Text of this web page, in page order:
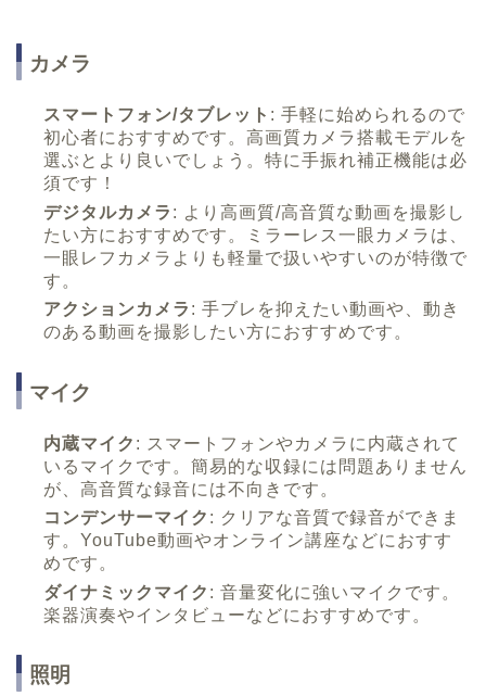
カメラ
スマートフォン/タブレット : 手軽に始められるので
初心者におすすめです。高画質カメラ搭載モデルを
選ぶとより良いでしょう。特に手振れ補正機能は必
須です！
デジタルカメラ : より高画質/高音質な動画を撮影し
たい方におすすめです。ミラーレス一眼カメラは、
一眼レフカメラよりも軽量で扱いやすいのが特徴で
す。
アクションカメラ : 手ブレを抑えたい動画や、動き
のある動画を撮影したい方におすすめです。
マイク
内蔵マイク : スマートフォンやカメラに内蔵されて
いるマイクです。簡易的な収録には問題ありません
が、高音質な録音には不向きです。
コンデンサーマイク : クリアな音質で録音ができま
す。YouTube動画やオンライン講座などにおすす
めです。
ダイナミックマイク : 音量変化に強いマイクです。
楽器演奏やインタビューなどにおすすめです。
照明